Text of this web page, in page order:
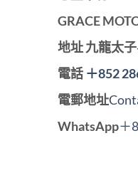
GRACE
地址九龍太
電話 ＋852
電郵地址
WhatsApp＋